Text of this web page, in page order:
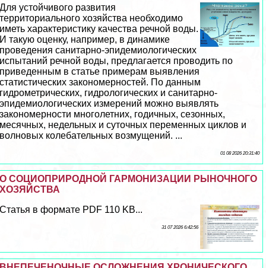
Для устойчивого развития
территориального хозяйства необходимо
иметь хаpaктеристику качества речной воды.
И такую оценку, например, в динамике
проведения санитарно-эпидемиологических
испытаний речной воды, предлагается проводить по
приведенным в статье примерам выявления
статистических закономерностей. По данным
гидрометрических, гидрологических и санитарно-
эпидемиологических измерений можно выявлять
закономерности многолетних, годичных, сезонных,
мecячных, недельных и суточных переменных циклов и
волновых колебательных возмущений. ...
01 08 2026 20:31:40
О СОЦИОПРИРОДНОЙ ГАРМОНИЗАЦИИ РЫНОЧНОГО
ХОЗЯЙСТВА
Статья в формате PDF 110 KB...
31 07 2026 6:42:56